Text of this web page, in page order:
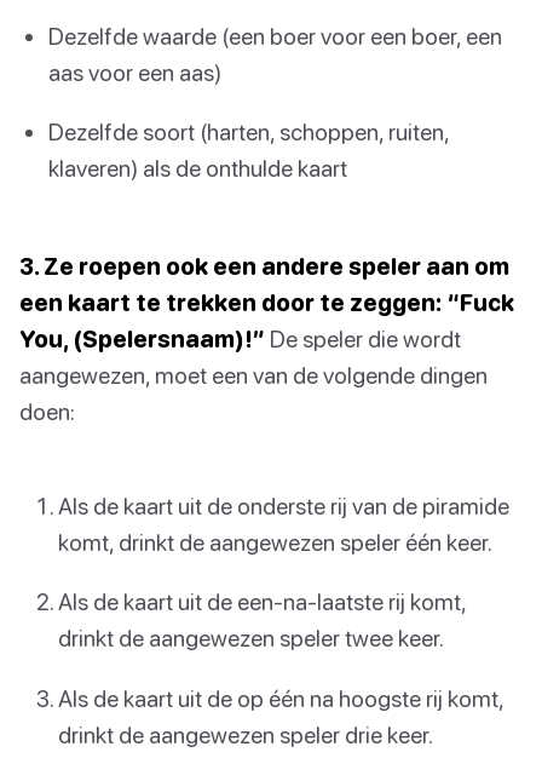
Dezelfde waarde (een boer voor een boer, een
aas voor een aas)
Dezelfde soort (harten, schoppen, ruiten,
klaveren) als de onthulde kaart
3. Ze roepen ook een andere speler aan om
een kaart te trekken door te zeggen: “Fuck
You, (Spelersnaam)!” De speler die wordt
aangewezen, moet een van de volgende dingen
doen:
Als de kaart uit de onderste rij van de piramide
komt, drinkt de aangewezen speler één keer.
Als de kaart uit de een-na-laatste rij komt,
drinkt de aangewezen speler twee keer.
Als de kaart uit de op één na hoogste rij komt,
drinkt de aangewezen speler drie keer.